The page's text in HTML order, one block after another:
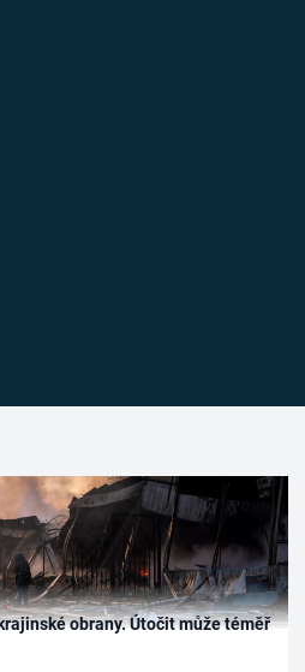
obrany. Útočit může téměř